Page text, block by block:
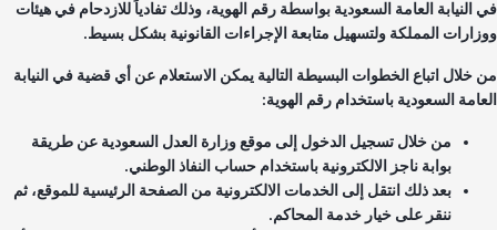
النيابة العامة السعودية بواسطة رقم الهوية، وذلك تفادياً للازدحام في هيئات
المملكة ولتسهيل متابعة الإجراءات القانونية بشكل بسيط.
خلال اتباع الخطوات البسيطة التالية يمكن الاستعلام عن أي قضية في النيابة
السعودية باستخدام رقم الهوية:
من خلال تسجيل الدخول إلى موقع وزارة العدل السعودية عن طريقة
بوابة ناجز الالكترونية باستخدام حساب النفاذ الوطني.
بعد ذلك انتقل إلى الخدمات الالكترونية من الصفحة الرئيسية للموقع، ثم
ننقر على خيار خدمة المحاكم.